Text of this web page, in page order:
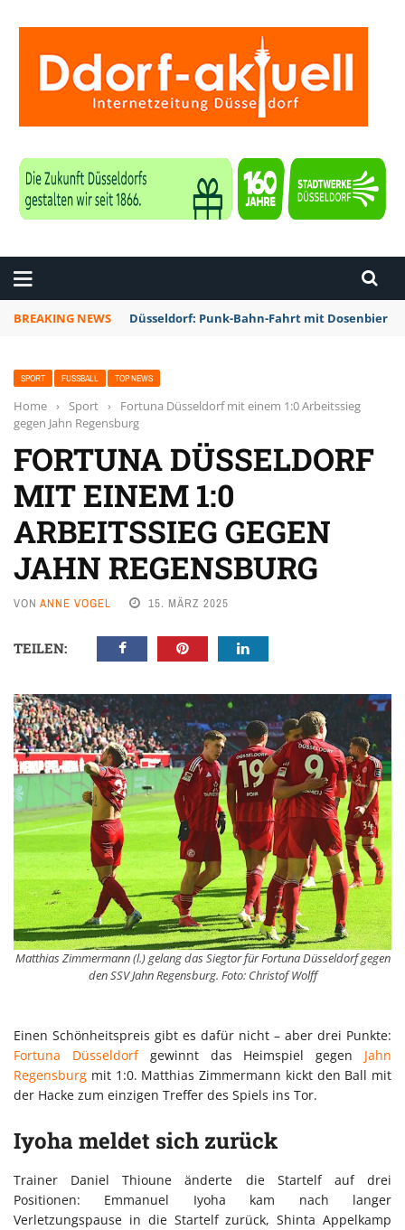
BREAKING NEWS Düsseldorf: Punk-Bahn-Fahrt mit Dosenbier
SPORT FUSSBALL TOP NEWS
Home › Sport ›
Fortuna Düsseldorf mit einem 1:0 Arbeitssieg
gegen Jahn Regensburg
FORTUNA DÜSSELDORF
MIT EINEM 1:0
ARBEITSSIEG GEGEN
JAHN REGENSBURG
VON ANNE VOGEL 15. MÄRZ 2025
TEILEN:
Matthias Zimmermann (l.) gelang das Siegtor für Fortuna Düsseldorf gegen
den SSV Jahn Regensburg. Foto: Christof Wolff
Einen Schönheitspreis gibt es dafür nicht – aber drei Punkte:
Fortuna Düsseldorfgewinnt das Heimspiel gegen Jahn
Regensburg mit 1:0. Matthias Zimmermann kickt den Ball mit
der Hacke zum einzigen Treffer des Spiels ins Tor.
Iyoha meldet sich zurück
Trainer Daniel Thioune änderte die Startelf auf drei
Positionen: Emmanuel Iyoha kam nach langer
Verletzungspause in die Startelf zurück, Shinta Appelkamp